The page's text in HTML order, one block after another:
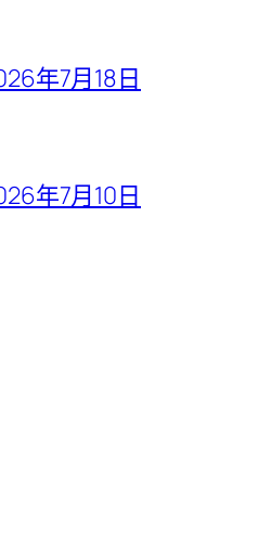
年7月18日
年7月10日